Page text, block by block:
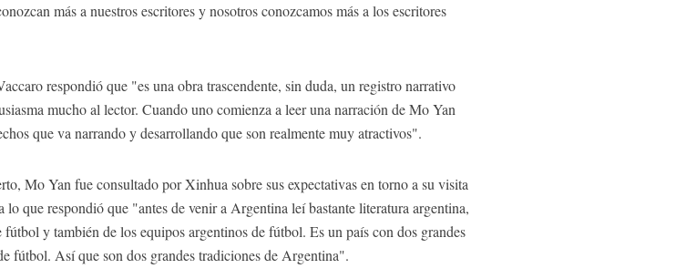
más a nuestros escritores y nosotros conozcamos más a los escritores
respondió que "es una obra trascendente, sin duda, un registro narrativo
mucho al lector. Cuando uno comienza a leer una narración de Mo Yan
que va narrando y desarrollando que son realmente muy atractivos".
Mo Yan fue consultado por Xinhua sobre sus expectativas en torno a su visita
que respondió que "antes de venir a Argentina leí bastante literatura argentina,
y también de los equipos argentinos de fútbol. Es un país con dos grandes
fútbol. Así que son dos grandes tradiciones de Argentina".